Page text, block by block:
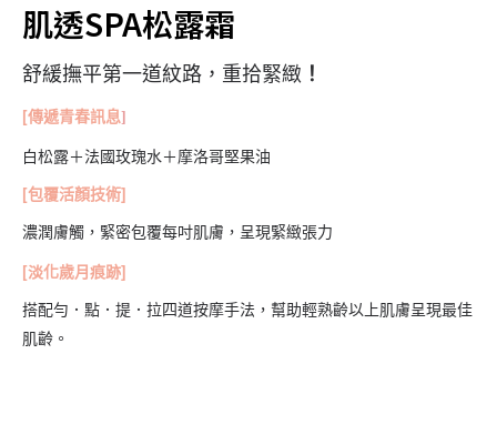
肌透SPA松露霜
舒緩撫平第一道紋路，重拾緊緻 ！
[傳遞青春訊息]
白松露＋法國玫瑰水＋摩洛哥堅果油
[包覆活顏技術]
濃潤膚觸，緊密包覆每吋肌膚，呈現緊緻張力
[淡化歲月痕跡]
搭配勻．點．提．拉四道按摩手法，幫助輕熟齡以上肌膚呈現最佳
肌齡。